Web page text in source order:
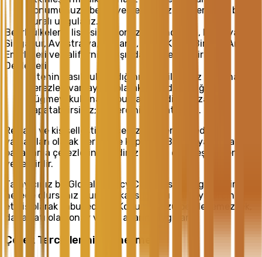
Konumunuzu belirleyemediğimiz her yerde de bu
kuralı uygularız.
Belirli ülkelerin listesi: Endonezya, Hindistan, Malezya,
Singapur, Avustralya, Tayland, Hong Kong, Birleşik Arap
Emirlikleri ve Kaliforniya dışındaki Amerika Birleşik
Devletleri
Sitenin nasıl kullanıldığını görebilmemiz için analiz
çerezleri varsayılan olarak etkindir. Aşağıdaki
düğmeyi kullanarak bunları istediğiniz zaman
kapatabilirsiniz; bu tercihinizi hatırlarız.
Reklam ve kişiselleştirme çerezleri, her bölgede
varsayılan olarak her yerde kapalıdır. Bunlar yalnızca
pazarlama çerezlerini kendiniz açıkça etkinleştirirseniz
yerleştirilir.
Tarayıcınız bir Global Privacy Control sinyali gönderirse,
nerede olursanız olun sizi kapsam dışı kalmayı tercih
etmiş olarak kabul ederiz. Konumunuzu belirleyemezsek,
daha katı olan onay verme ayarını uygularız.
Çerez Tercihlerinizi Yönetme